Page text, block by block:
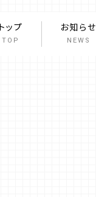
トップ
TOP
お知らせ
NEWS